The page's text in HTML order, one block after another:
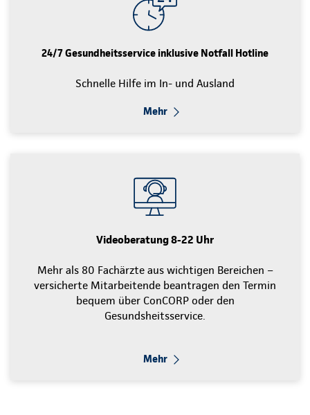
24/7 Gesundheitsservice inklusive Notfall Hotline
Schnelle Hilfe im In- und Ausland
Mehr
Videoberatung 8-22 Uhr
Mehr als 80 Fachärzte aus wichtigen Bereichen –
versicherte Mitarbeitende beantragen den Termin
bequem über ConCORP oder den
Gesundsheitsservice.
Mehr